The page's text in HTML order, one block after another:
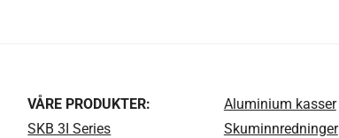
VÅRE PRODUKTER:
SKB 3I Series
Aluminium kasser
Skuminnredninger